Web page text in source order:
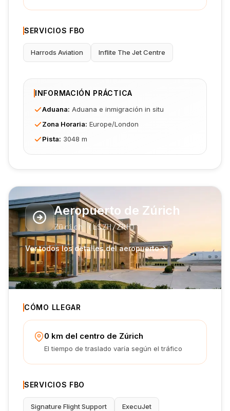
SERVICIOS FBO
Harrods Aviation Inflite The Jet Centre
INFORMACIÓN PRÁCTICA
Aduana: Aduana e inmigración in situ
Zona Horaria: Europe/London
Pista: 3048 m
Aeropuerto de Zúrich
Zürich (LSZH/ZRH)
Ver todos los detalles del aeropuerto
CÓMO LLEGAR
0 km del centro de Zúrich
El tiempo de traslado varía según el tráfico
SERVICIOS FBO
Signature Flight Support ExecuJet